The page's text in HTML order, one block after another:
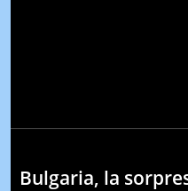
Bulgaria, la